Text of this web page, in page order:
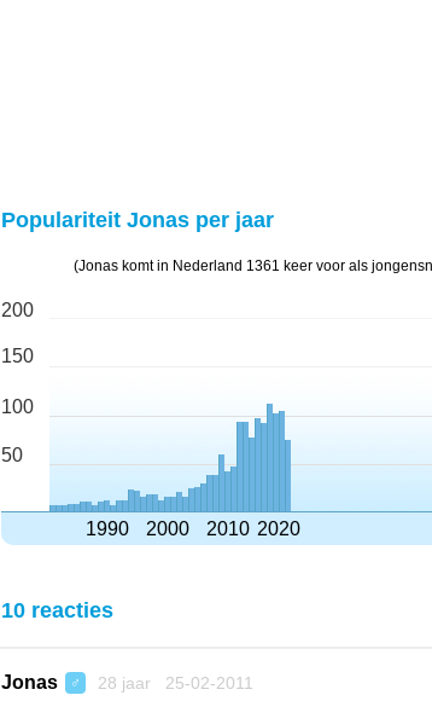
Populariteit Jonas per jaar
(Jonas komt in Nederland 1361 keer voor als
200
150
100
50
1990 2000 2010 2020
10 reacties
Jonas ♂ 28 jaar 25-02-2011